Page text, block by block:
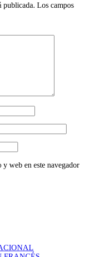
publicada. Los campos
web en este navegador